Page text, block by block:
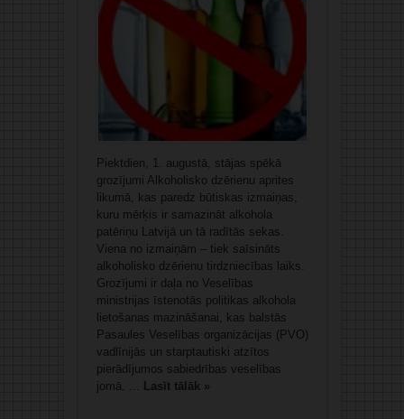
Piektdien, 1. augustā, stājas spēkā
grozījumi Alkoholisko dzērienu aprites
likumā, kas paredz būtiskas izmaiņas,
kuru mērķis ir samazināt alkohola
patēriņu Latvijā un tā radītās sekas.
Viena no izmaiņām – tiek saīsināts
alkoholisko dzērienu tirdzniecības laiks.
Grozījumi ir daļa no Veselības
ministrijas īstenotās politikas alkohola
lietošanas mazināšanai, kas balstās
Pasaules Veselības organizācijas (PVO)
vadlīnijās un starptautiski atzītos
pierādījumos sabiedrības veselības
jomā. ... Lasīt tālāk »